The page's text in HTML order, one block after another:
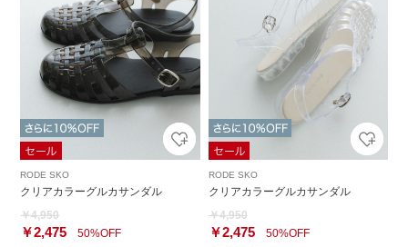
RODE SKO
クリアカラーグルカサンダル
￥4,950
￥2,475 50%OFF
RODE SKO
クリアカラーグルカサンダル
￥4,950
￥2,47550%OFF